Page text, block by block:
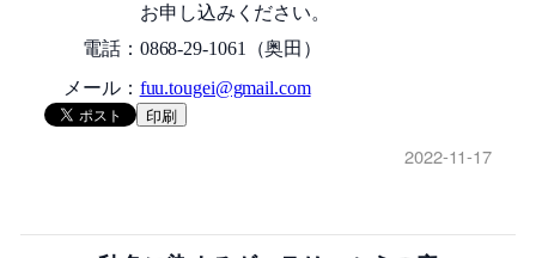
お申し込みください。
電話： 0868-29-1061
（奥田）
メール： fuu.tougei@gmail.com
印刷
2022-11-17